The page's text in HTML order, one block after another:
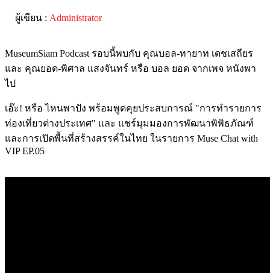
ผู้เขียน : Administrator
MuseumSiam Podcast รอบนี้พบกับ คุณบอล-ทายาท เดชเสถียร
และ คุณยอด-พิศาล แสงจันทร์ หรือ บอล ยอด จากเพจ หนังพา
ไป
เอ๊ะ! หรือ ไหนพาปัง พร้อมพูดคุยประสบการณ์ "การทำรายการ
ท่องเที่ยวต่างประเทศ" และ แชร์มุมมองการพัฒนาพิพิธภัณฑ์
และการเปิดพื้นที่สร้างสรรค์ในไทย ในรายการ Muse Chat with
VIP EP.05